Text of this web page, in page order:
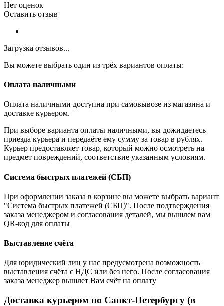
Нет оценок
Оставить отзыв
Загрузка отзывов...
Вы можете выбрать один из трёх вариантов оплаты:
Оплата наличными
Оплата наличными доступна при самовывозе из магазина и
доставке курьером.
При выборе варианта оплаты наличными, вы дожидаетесь
приезда курьера и передаёте ему сумму за товар в рублях.
Курьер предоставляет товар, который можно осмотреть на
предмет повреждений, соответствие указанным условиям.
Система быстрых платежей (СБП)
При оформлении заказа в корзине вы можете выбрать вариант
"Система быстрых платежей (СБП)". После подтверждения
заказа менеджером и согласования деталей, мы вышлем вам
QR-код для оплаты
Выставление счёта
Для юридический лиц у нас предусмотрена возможность
выставления счёта с НДС или без него. После согласования
заказа менеджер вышлет Вам счёт на оплату
Доставка курьером по Санкт-Петербургу (в